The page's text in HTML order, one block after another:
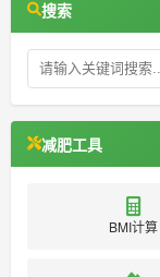
搜索
减肥工具
BMI计算